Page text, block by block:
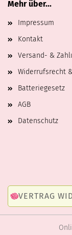
Mehr über...
Impressum
Kontakt
Versand- &
Widerrufsrecht
Batteriegesetz
AGB
Datenschutz
VERTRAG